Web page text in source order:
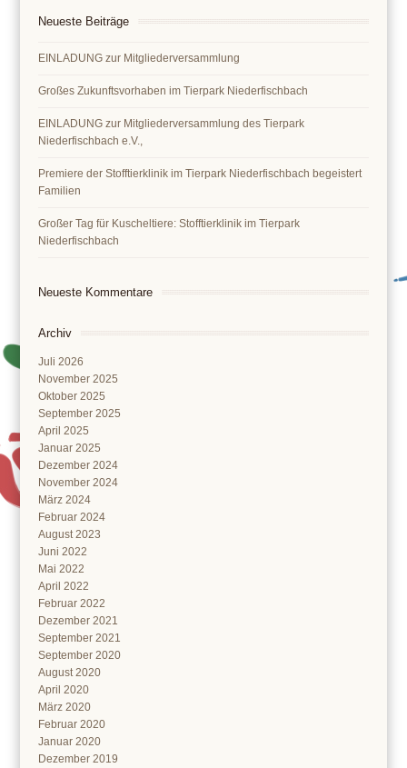
Neueste Beiträge
EINLADUNG zur Mitgliederversammlung
Großes Zukunftsvorhaben im Tierpark Niederfischbach
EINLADUNG zur Mitgliederversammlung des Tierpark
Niederfischbach e.V.,
Premiere der Stofftierklinik im Tierpark Niederfischbach begeistert
Familien
Großer Tag für Kuscheltiere: Stofftierklinik im Tierpark
Niederfischbach
Neueste Kommentare
Archiv
Juli 2026
November 2025
Oktober 2025
September 2025
April 2025
Januar 2025
Dezember 2024
November 2024
März 2024
Februar 2024
August 2023
Juni 2022
Mai 2022
April 2022
Februar 2022
Dezember 2021
September 2021
September 2020
August 2020
April 2020
März 2020
Februar 2020
Januar 2020
Dezember 2019